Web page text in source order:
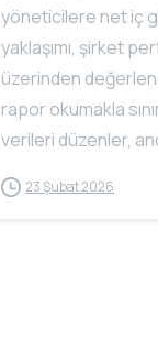
yöneticilere net iç
yaklaşımı, şirket
üzerinden
rapor okumakla
verileri düzenler,
23 Şubat 2026